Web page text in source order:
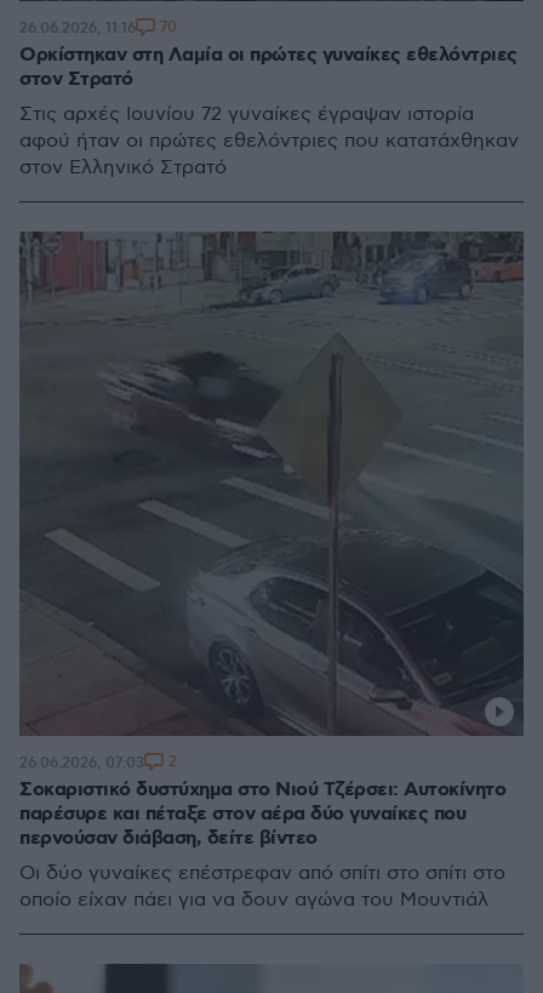
Ορκίστηκαν στη Λαμία οι πρώτες γυναίκες εθελόντριες
στον Στρατό
Στις αρχές Ιουνίου 72 γυναίκες έγραψαν ιστορία
αφού ήταν οι πρώτες εθελόντριες που κατατάχθηκαν
στον Ελληνικό Στρατό
26.06.2026, 11:16 70
Σοκαριστικό δυστύχημα στο Νιού Τζέρσει: Αυτοκίνητο
παρέσυρε και πέταξε στον αέρα δύο γυναίκες που
περνούσαν διάβαση, δείτε βίντεο
Οι δύο γυναίκες επέστρεφαν από σπίτι στο σπίτι στο
οποίο είχαν πάει για να δουν αγώνα του Μουντιάλ
26.06.2026, 07:03 2